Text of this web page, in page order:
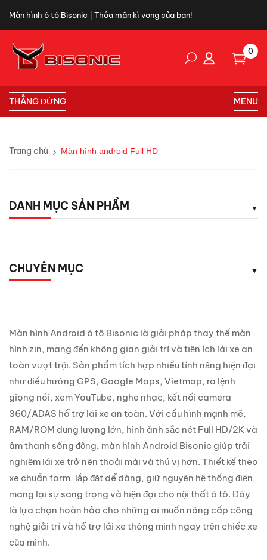
Màn hình ô tô Bisonic | Thỏa mãn kì vọng của bạn!
0
THẲNG ĐỨNG MENU
Trang chủ Màn hình android Full HD
DANH MỤC SẢN PHẨM
CHUYÊN MỤC
Màn hình Android ô tô Bisonic là giải pháp thay thế màn
hình zin, mang đến không gian giải trí và tiện ích lái xe an
toàn vượt trội. Sản phẩm tích hợp nhiều tính năng hiện đại
như điều hướng GPS, Google Maps, Vietmap, ra lệnh
giọng nói, xem YouTube, nghe nhạc, kết nối camera
360/ADAS hỗ trợ lái xe an toàn. Với cấu hình mạnh mẽ,
RAM/ROM dung lượng lớn, hình ảnh sắc nét Full HD/2K và
âm thanh sống động, màn hình Android Bisonic giúp trải
nghiệm lái xe trở nên thoải mái và thú vị hơn. Thiết kế theo
xe chuẩn form, lắp đặt dễ dàng, giữ nguyên hệ thống điện,
mang lại sự sang trọng và hiện đại cho nội thất ô tô. Đây
là lựa chọn hoàn hảo cho những ai muốn nâng cấp công
nghệ giải trí và hỗ trợ lái xe thông minh ngay trên chiếc xe
của mình.